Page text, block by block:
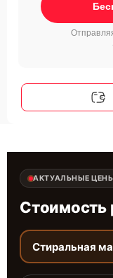
АКТУАЛЬНЫЕ
Стоимость
Стиральная